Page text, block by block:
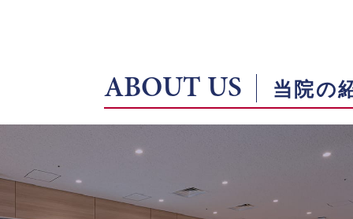
ABOUT US 当院の